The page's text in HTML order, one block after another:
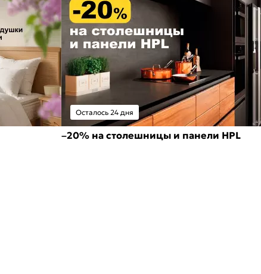
Осталось 24 дня
–20% на столешницы и панели HPL